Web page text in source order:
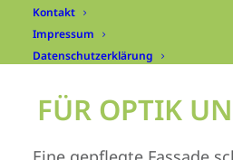
Kontakt
Impressum
Datenschutzerklärung
FÜR OPTIK